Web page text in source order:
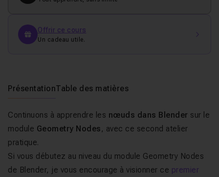
Offrir ce cours
Un cadeau utile.
PrésentationTable des matières
Continuons à apprendre les nœuds dans Blender sur le
module Geometry Nodes , avec ce second atelier
pratique.
Si vous débutez au niveau du module Geometry Nodes
de Blender, je vous encourage à visionner ce premier